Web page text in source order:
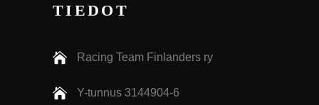
TIEDOT
Racing Team Finlanders ry
Y-tunnus 3144904-6